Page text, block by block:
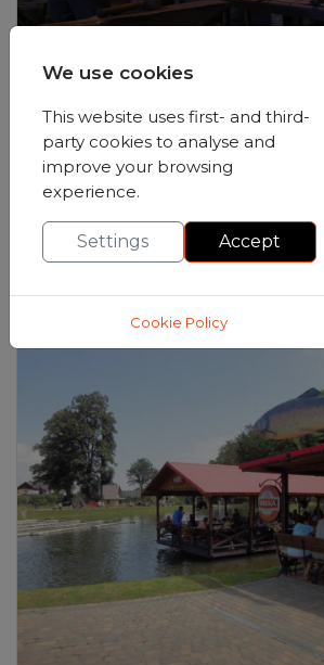
Muzeum Kowalstwa
Muzeum Kowalstwa w
Prószków ,
We use cookies
This website uses first- and third-
party cookies to analyse and
improve your browsing
experience.
Settings Accept
Cookie Policy